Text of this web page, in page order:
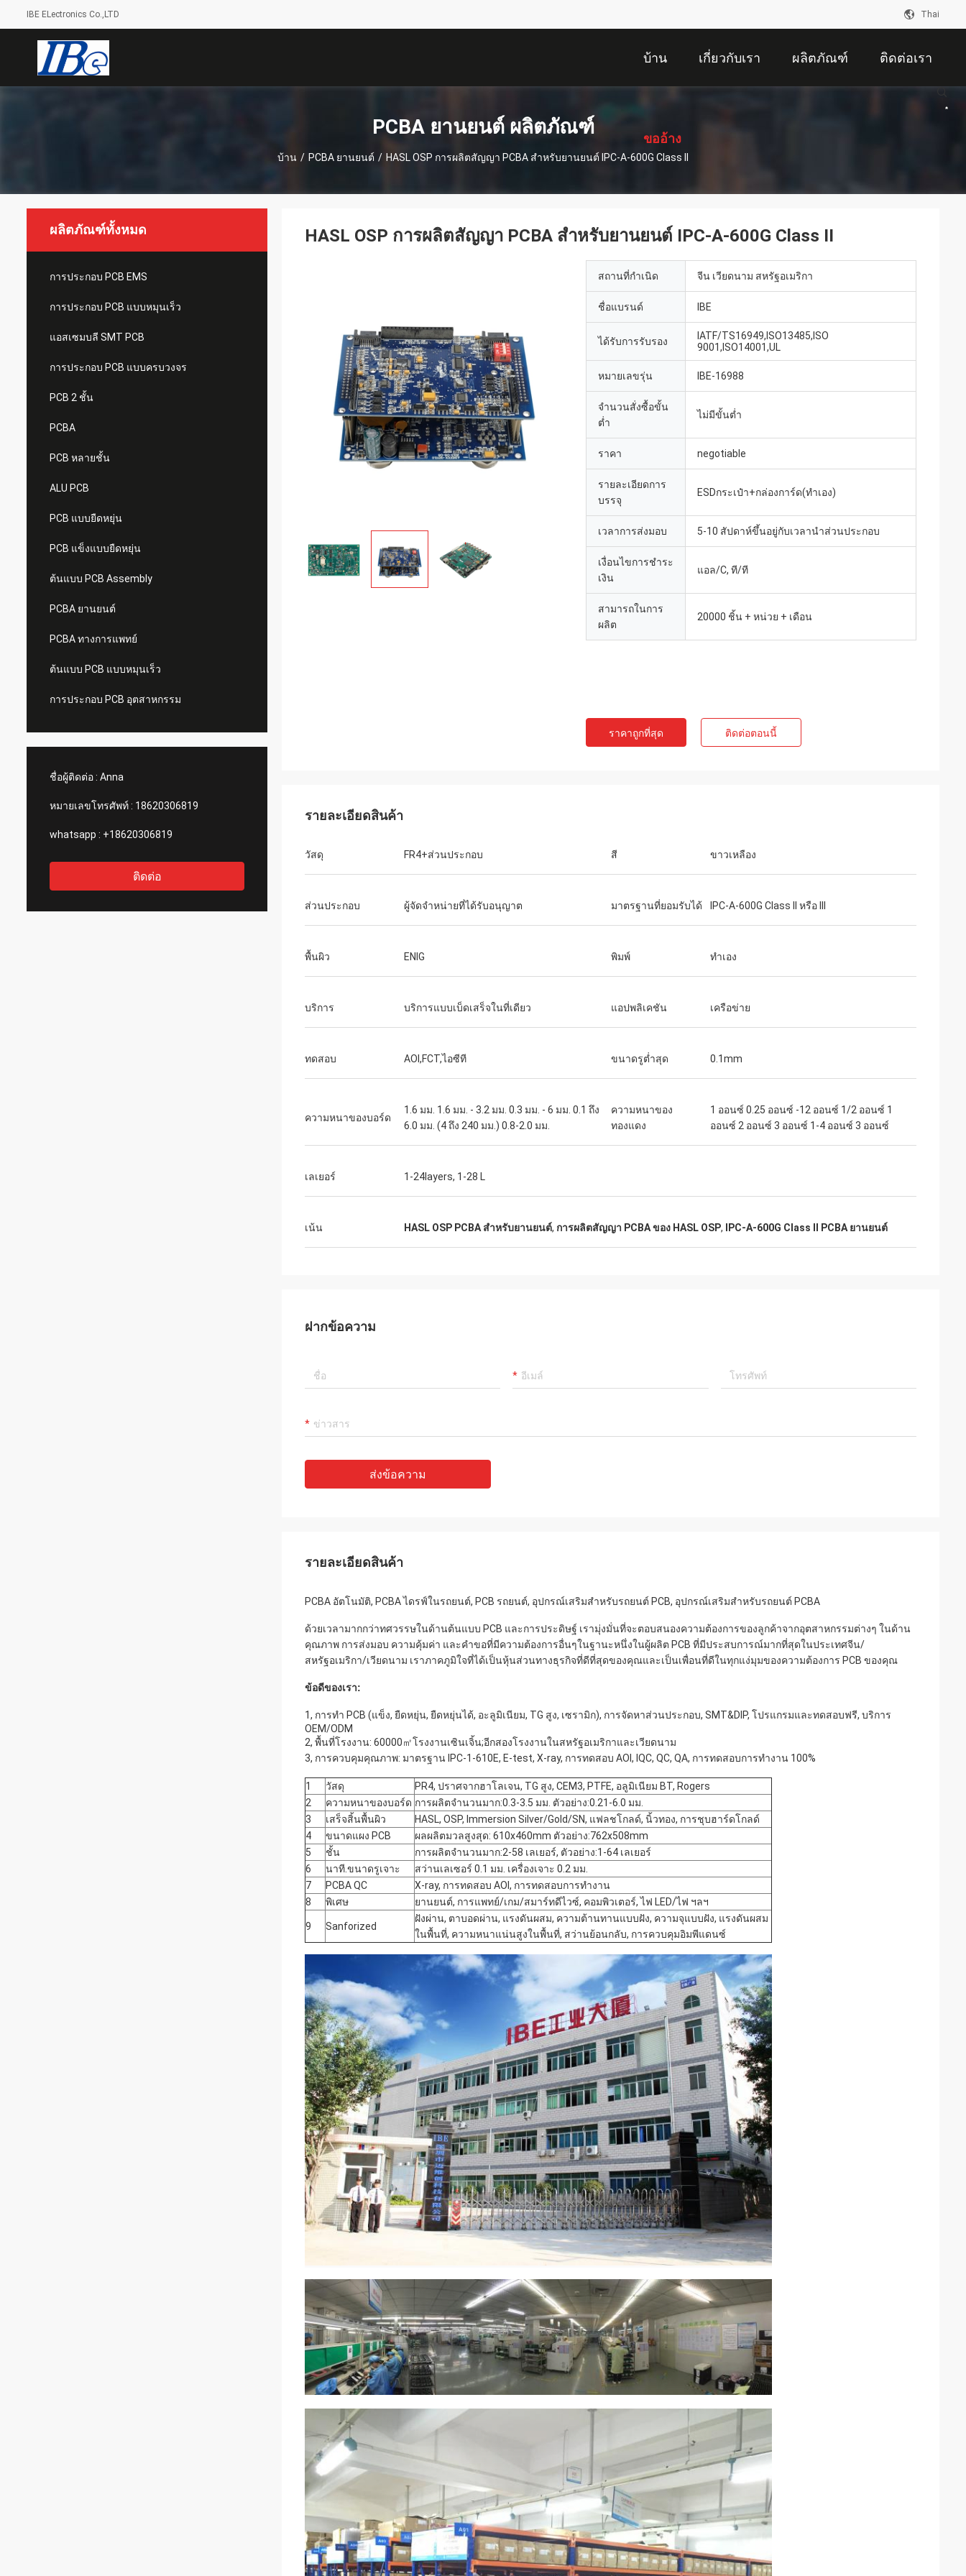
IBE ELectronics Co.,LTD Thai
บ้าน เกี่ยวกับเรา ผลิตภัณฑ์ ติดต่อเรา
ขออ้าง
PCBA ยานยนต์ ผลิตภัณฑ์
บ้าน / PCBA ยานยนต์ / HASL OSP การผลิตสัญญา PCBA สำหรับยานยนต์ IPC-A-600G Class II
ผลิตภัณฑ์ทั้งหมด
การประกอบ PCB EMS
การประกอบ PCB แบบหมุนเร็ว
แอสเซมบลี SMT PCB
การประกอบ PCB แบบครบวงจร
PCB 2 ชั้น
PCBA
PCB หลายชั้น
ALU PCB
PCB แบบยืดหยุ่น
PCB แข็งแบบยืดหยุ่น
ต้นแบบ PCB Assembly
PCBA ยานยนต์
PCBA ทางการแพทย์
ต้นแบบ PCB แบบหมุนเร็ว
การประกอบ PCB อุตสาหกรรม
ชื่อผู้ติดต่อ : Anna
หมายเลขโทรศัพท์ : 18620306819
whatsapp : +18620306819
ติดต่อ
HASL OSP การผลิตสัญญา PCBA สำหรับยานยนต์ IPC-A-600G Class II
สถานที่กำเนิด จีน เวียดนาม สหรัฐอเมริกา
ชื่อแบรนด์ IBE
ได้รับการรับรอง
IATF/TS16949,ISO13485,ISO
9001,ISO14001,UL
หมายเลขรุ่น IBE-16988
จำนวนสั่งซื้อขั้น
ต่ำ
ไม่มีขั้นต่ำ
ราคา negotiable
รายละเอียดการ
บรรจุ
ESDกระเป๋า+กล่องการ์ด(ทำเอง)
เวลาการส่งมอบ 5-10 สัปดาห์ขึ้นอยู่กับเวลานำส่วนประกอบ
เงื่อนไขการชำระ
เงิน
แอล/C, ที/ที
สามารถในการ
ผลิต
20000 ชิ้น + หน่วย + เดือน
ราคาถูกที่สุด ติดต่อตอนนี้
รายละเอียดสินค้า
วัสดุ FR4+ส่วนประกอบ สี ขาวเหลือง
ส่วนประกอบ ผู้จัดจำหน่ายที่ได้รับอนุญาต มาตรฐานที่ยอมรับได้ IPC-A-600G Class II หรือ III
พื้นผิว ENIG พิมพ์ ทำเอง
บริการ บริการแบบเบ็ดเสร็จในที่เดียว แอปพลิเคชัน เครือข่าย
ทดสอบ AOI,FCT,ไอซีที ขนาดรูต่ำสุด 0.1mm
ความหนาของบอร์ด
1.6 มม. 1.6 มม. - 3.2 มม. 0.3 มม. - 6 มม. 0.1 ถึง
6.0 มม. (4 ถึง 240 มม.) 0.8-2.0 มม.
ความหนาของ
ทองแดง
1 ออนซ์ 0.25 ออนซ์ -12 ออนซ์ 1/2 ออนซ์ 1
ออนซ์ 2 ออนซ์ 3 ออนซ์ 1-4 ออนซ์ 3 ออนซ์
เลเยอร์ 1-24layers, 1-28 L
เน้น HASL OSP PCBA สำหรับยานยนต์, การผลิตสัญญา PCBA ของ HASL OSP, IPC-A-600G Class II PCBA ยานยนต์
ฝากข้อความ
ส่งข้อความ
รายละเอียดสินค้า
PCBA อัตโนมัติ, PCBA ไดรฟ์ในรถยนต์, PCB รถยนต์, อุปกรณ์เสริมสำหรับรถยนต์ PCB, อุปกรณ์เสริมสำหรับรถยนต์ PCBA
ด้วยเวลามากกว่าทศวรรษในด้านต้นแบบ PCB และการประดิษฐ์ เรามุ่งมั่นที่จะตอบสนองความต้องการของลูกค้าจากอุตสาหกรรมต่างๆ ในด้าน
คุณภาพ การส่งมอบ ความคุ้มค่า และคำขอที่มีความต้องการอื่นๆในฐานะหนึ่งในผู้ผลิต PCB ที่มีประสบการณ์มากที่สุดในประเทศจีน/
สหรัฐอเมริกา/เวียดนาม เราภาคภูมิใจที่ได้เป็นหุ้นส่วนทางธุรกิจที่ดีที่สุดของคุณและเป็นเพื่อนที่ดีในทุกแง่มุมของความต้องการ PCB ของคุณ
ข้อดีของเรา:
1, การทำ PCB (แข็ง, ยืดหยุ่น, ยืดหยุ่นได้, อะลูมิเนียม, TG สูง, เซรามิก), การจัดหาส่วนประกอบ, SMT&DIP, โปรแกรมและทดสอบฟรี, บริการ
OEM/ODM
2, พื้นที่โรงงาน: 60000㎡โรงงานเซินเจิ้น;อีกสองโรงงานในสหรัฐอเมริกาและเวียดนาม
3, การควบคุมคุณภาพ: มาตรฐาน IPC-1-610E, E-test, X-ray, การทดสอบ AOI, IQC, QC, QA, การทดสอบการทำงาน 100%
1 วัสดุ
PR4, ปราศจากฮาโลเจน, TG สูง, CEM3, PTFE, อลูมิเนียม BT, Rogers
2
ความหนาของบอร์ด การผลิตจำนวนมาก:0.3-3.5 มม. ตัวอย่าง:0.21-6.0 มม.
3
เสร็จสิ้นพื้นผิว
HASL, OSP, Immersion Silver/Gold/SN, แฟลชโกลด์, นิ้วทอง, การชุบฮาร์ดโกลด์
4
ขนาดแผง PCB
ผลผลิตมวลสูงสุด: 610x460mm ตัวอย่าง:762x508mm
5
ชั้น
การผลิตจำนวนมาก:2-58 เลเยอร์, ​​ตัวอย่าง:1-64 เลเยอร์
6
นาที.ขนาดรูเจาะ
สว่านเลเซอร์ 0.1 มม. เครื่องเจาะ 0.2 มม.
7
PCBA QC
X-ray, การทดสอบ AOI, การทดสอบการทำงาน
8
พิเศษ ยานยนต์, การแพทย์/เกม/สมาร์ทดีไวซ์, คอมพิวเตอร์, ไฟ LED/ไฟ ฯลฯ
9 Sanforized
ฝังผ่าน, ตาบอดผ่าน, แรงดันผสม, ความต้านทานแบบฝัง, ความจุแบบฝัง, แรงดันผสม
ในพื้นที่, ความหนาแน่นสูงในพื้นที่, สว่านย้อนกลับ, การควบคุมอิมพีแดนซ์